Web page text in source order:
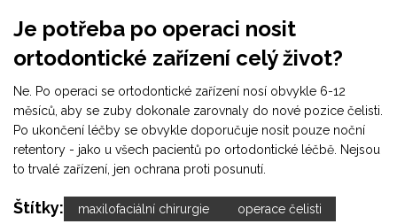
Je potřeba po operaci nosit
ortodontické zařízení celý život?
Ne. Po operaci se ortodontické zařízení nosí obvykle 6-12
měsíců, aby se zuby dokonale zarovnaly do nové pozice čelisti.
Po ukončení léčby se obvykle doporučuje nosit pouze noční
retentory - jako u všech pacientů po ortodontické léčbě. Nejsou
to trvalé zařízení, jen ochrana proti posunutí.
Štítky: maxilofaciální chirurgie operace čelisti